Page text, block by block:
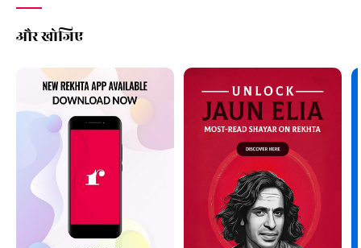
और खोजिए